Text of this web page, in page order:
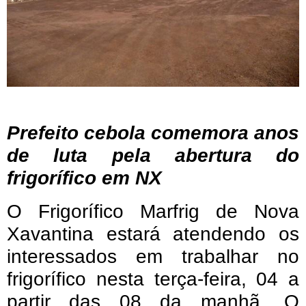
Prefeito cebola comemora anos
de luta pela abertura do
frigorífico em NX
O Frigorífico Marfrig de Nova
Xavantina estará atendendo os
interessados em trabalhar no
frigorífico nesta terça-feira, 04 a
partir das 08 da manhã. O